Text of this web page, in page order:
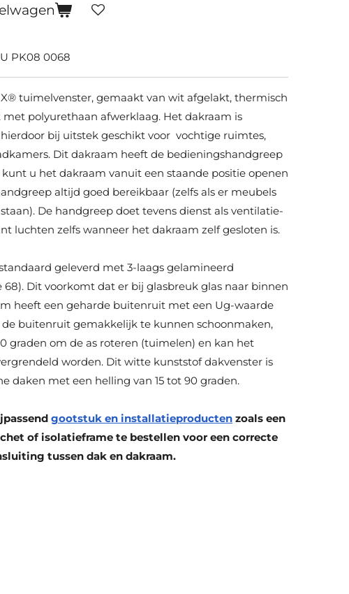
PK08 0068
tuimelvenster, gemaakt van wit afgelakt, thermisch
polyurethaan afwerklaag. Het dakraam is
bij uitstek geschikt voor vochtige ruimtes,
Dit dakraam heeft de bedieningshandgreep
u het dakraam vanuit een staande positie openen
altijd goed bereikbaar (zelfs als er meubels
De handgreep doet tevens dienst als ventilatie-
luchten zelfs wanneer het dakraam zelf gesloten is.
geleverd met 3-laags gelamineerd
68). Dit voorkomt dat er bij glasbreuk glas naar binnen
heeft een geharde buitenruit met een Ug-waarde
de buitenruit gemakkelijk te kunnen schoonmaken,
graden om de as roteren (tuimelen) en kan het
worden. Dit witte kunststof dakvenster is
daken met een helling van 15 tot 90 graden.
gootstuk en installatieproducten zoals een
of isolatieframe te bestellen voor een correcte
tussen dak en dakraam.